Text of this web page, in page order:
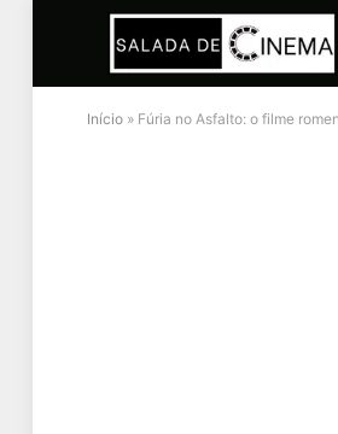
Início » Fúria no Asfalto: o filme